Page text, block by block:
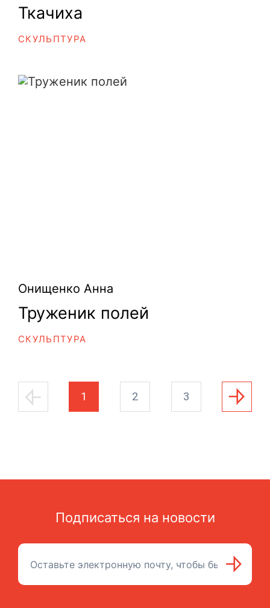
Ткачиха
СКУЛЬПТУРА
Труженик полей
Онищенко Анна
Труженик полей
СКУЛЬПТУРА
1 2 3
Подписаться на новости
Подписаться на рассылку